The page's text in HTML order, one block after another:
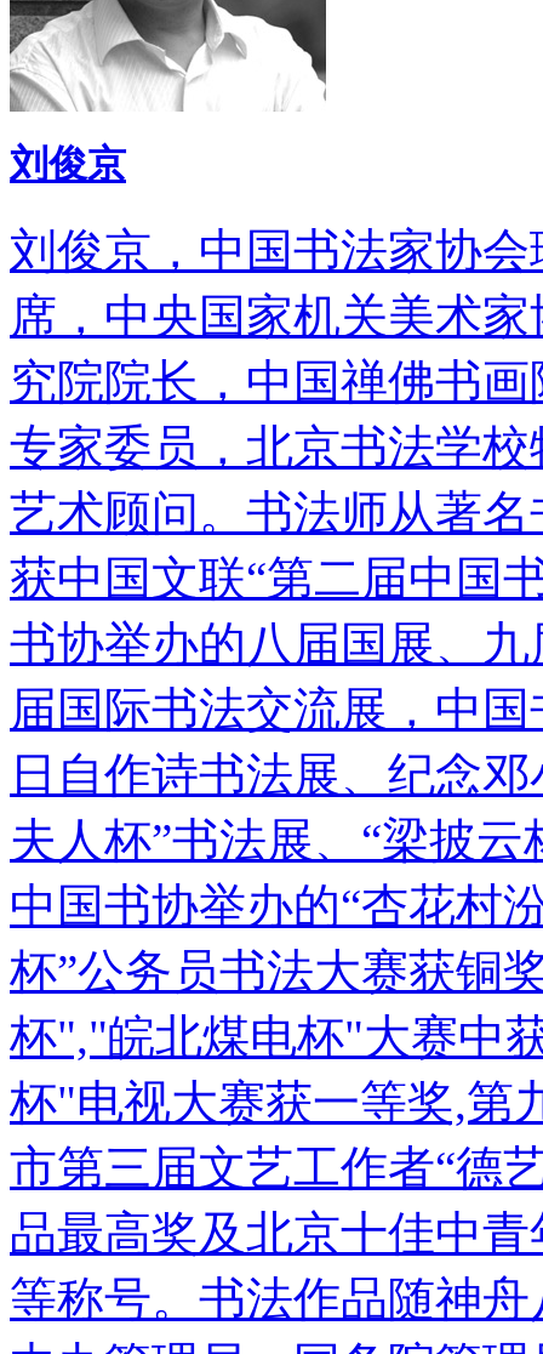
刘俊京
刘俊京，中国书法家协
席，中央国家机关美术
究院院长，中国禅佛书
专家委员，北京书法学
艺术顾问。书法师从著
获中国文联“第二届中国
书协举办的八届国展、
届国际书法交流展，中
日自作诗书法展、纪念
夫人杯”书法展、“梁披
中国书协举办的“杏花村
杯”公务员书法大赛获铜
杯","皖北煤电杯"大赛中
杯"电视大赛获一等奖,第
市第三届文艺工作者“德
品最高奖及北京十佳中
等称号。书法作品随神